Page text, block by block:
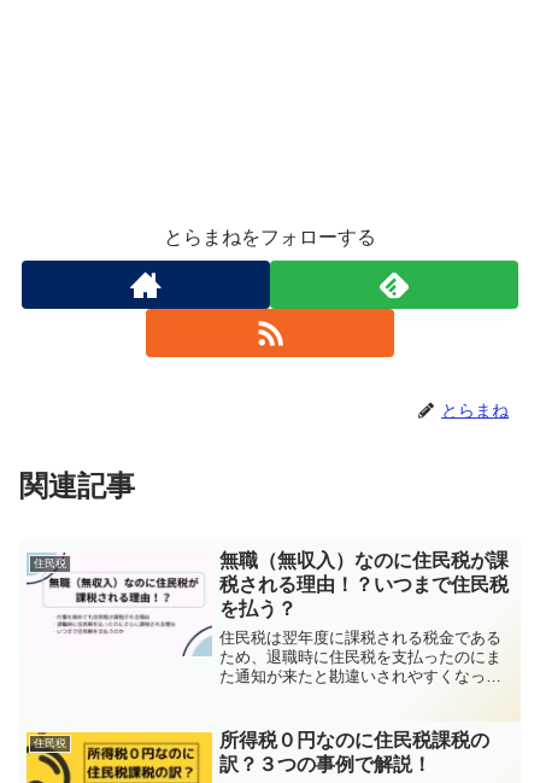
とらまねをフォローする
とらまね
関連記事
住民税
無職（無収入）なのに住民税が課
税される理由！？いつまで住民税
を払う？
住民税は翌年度に課税される税金である
ため、退職時に住民税を支払ったのにま
た通知が来たと勘違いされやすくなって
住民税
所得税０円なのに住民税課税の
訳？３つの事例で解説！